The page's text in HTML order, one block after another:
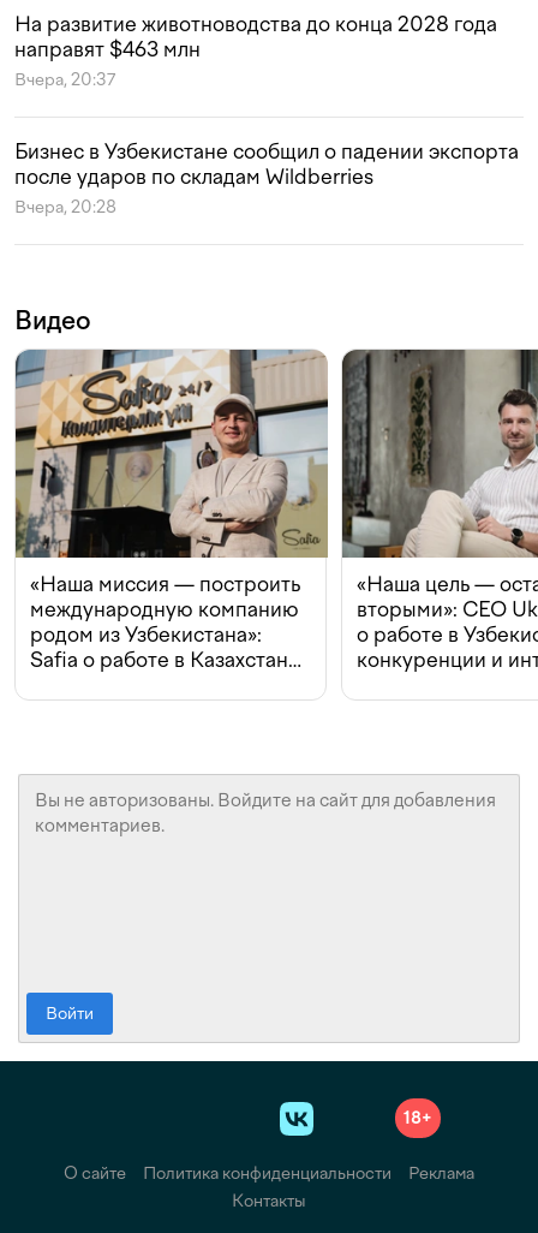
На развитие животноводства до конца 2028 года
направят $463 млн
Вчера, 20:37
Бизнес в Узбекистане сообщил о падении экспорта
после ударов по складам Wildberries
Вчера, 20:28
Видео
«Наша миссия — построить
международную компанию
родом из Узбекистана»:
Safia о работе в Казахстане,
«Наша цель —
вторыми»: CEO
о работе в
конкуренции и
Войти
18+
О сайте Политика конфиденциальности
Реклама
Контакты